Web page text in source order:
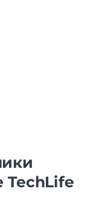
TechLife